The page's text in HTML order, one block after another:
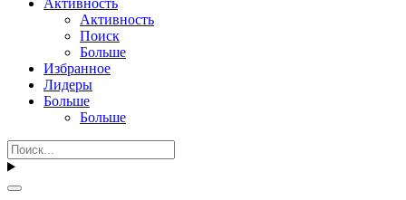
Активность
Поиск
Больше
Избранное
Лидеры
Больше
Больше